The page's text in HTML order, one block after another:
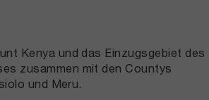
Kenya und das Einzugsgebiet des
zusammen mit den Countys
und Meru.